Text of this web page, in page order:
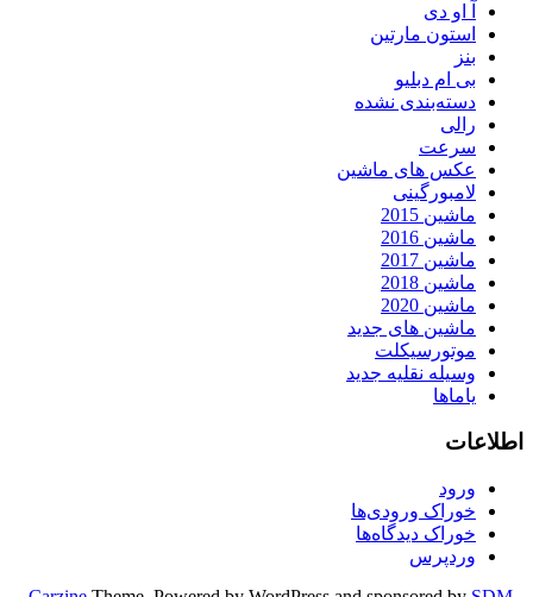
آ او دی
استون مارتین
بنز
بی ام دبلیو
دسته‌بندی نشده
رالی
سرعت
عکس های ماشین
لامبورگینی
ماشین 2015
ماشین 2016
ماشین 2017
ماشین 2018
ماشین 2020
ماشین های جدید
موتورسیکلت
وسیله نقلیه جدید
یاماها
اطلاعات
ورود
خوراک ورودی‌ها
خوراک دیدگاه‌ها
وردپرس